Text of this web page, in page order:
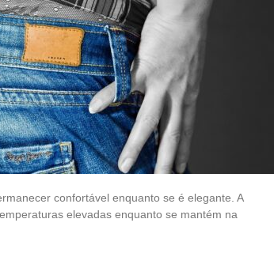
confortável enquanto se é elegante. A
elevadas enquanto se mantém na